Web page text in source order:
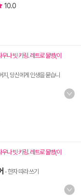
10.0
나 빗 키링. 레트로 물병(이
지, 당신에게 인생을 묻습니
나 빗 키링. 레트로 물병(이
- 한자 따라 쓰기